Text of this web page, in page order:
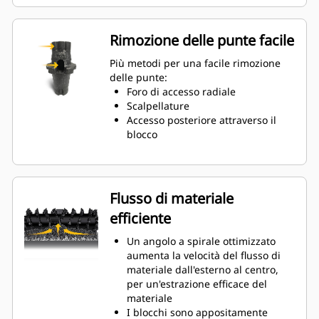
Il collare di 20 mm è più lungo del
66% rispetto ai portautensili del
sistema G
La struttura antirotazione del
portautensili garantisce la
posizione ottimale per prevenire
l'usura dei blocchi e dei supporti
L'acqua può penetrare attraverso il
foro di accesso radiale del
portautensili per favorire la
un'usura uniforme della punta
I portautensili sono disponibili per
punte con denti da 20 mm, 22 mm
e 25 mm, per diverse applicazioni
Rimozione delle punte facile
Più metodi per una facile rimozione
delle punte:
Foro di accesso radiale
Scalpellature
Accesso posteriore attraverso il
blocco
Flusso di materiale
efficiente
Un angolo a spirale ottimizzato
aumenta la velocità del flusso di
materiale dall'esterno al centro,
per un'estrazione efficace del
materiale
I blocchi sono appositamente